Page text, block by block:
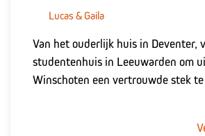
Lucas & Gaila
Van het ouderlijk huis in Deventer,
studentenhuis in Leeuwarden om
Winschoten een vertrouwde stek